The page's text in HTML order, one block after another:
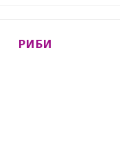
РИБИ